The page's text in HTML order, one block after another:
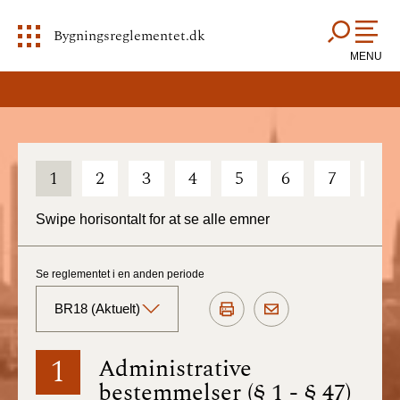
Bygningsreglementet.dk
MENU
1 2 3 4 5 6 7
Swipe horisontalt for at se alle emner
1 Administrative
bestemmelser (§ 1 - § 47)
Se reglementet i en anden periode
BR18 (Aktuelt)
BR18 (Aktuelt)